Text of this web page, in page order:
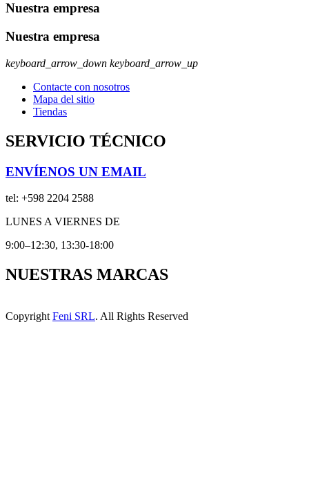
Nuestra empresa
Nuestra empresa
keyboard_arrow_down keyboard_arrow_up
Contacte con nosotros
Mapa del sitio
Tiendas
SERVICIO TÉCNICO
ENVÍENOS UN EMAIL
tel: +598 2204 2588
LUNES A VIERNES DE
9:00–12:30, 13:30-18:00
NUESTRAS MARCAS
Copyright Feni SRL. All Rights Reserved